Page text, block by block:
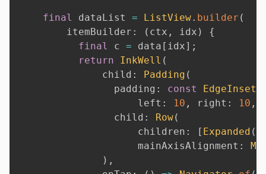
final dataList = ListView. builder (
        itemBuilder
: ( ctx , idx )
{
final
c = data [ idx] ;
return
InkWell (
              child
: Padding (
                padding
: const EdgeInsets
                    left
: 10 , right : 10 ,
                child
: Row(
                    children
: [ Expanded (
                    mainAxisAlignment
:
) ,